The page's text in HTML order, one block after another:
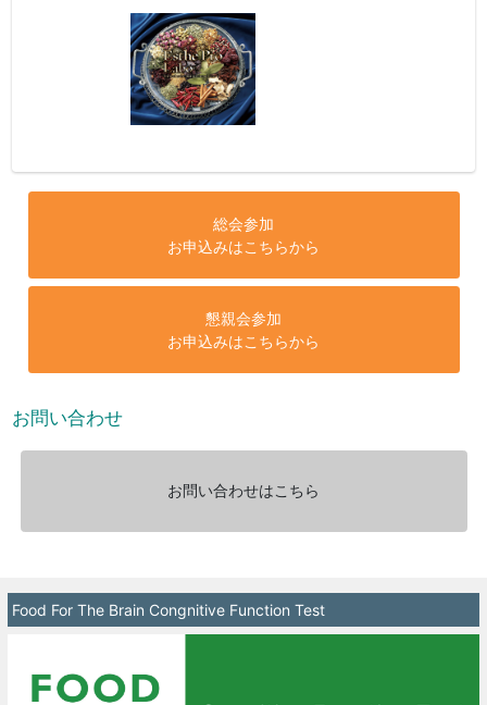
総会参加
お申込みはこちらから
懇親会参加
お申込みはこちらから
お問い合わせ
お問い合わせはこちら
Food For The Brain Congnitive Function Test